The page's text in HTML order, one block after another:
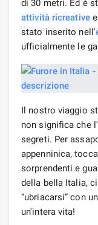
di 30 metri. Ed è
attività ricreative
stato inserito nell'
ufficialmente le
Il nostro viaggio
non significa che
segreti. Per
appenninica,
sorprendenti e
della bella Italia,
“ubriacarsi” con un
un'intera vita!